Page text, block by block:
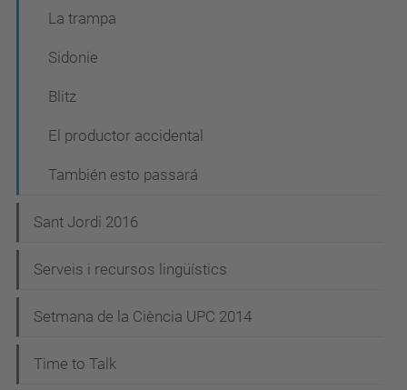
La trampa
Sidonie
Blitz
El productor accidental
También esto passará
Sant Jordi 2016
Serveis i recursos lingüístics
Setmana de la Ciència UPC 2014
Time to Talk